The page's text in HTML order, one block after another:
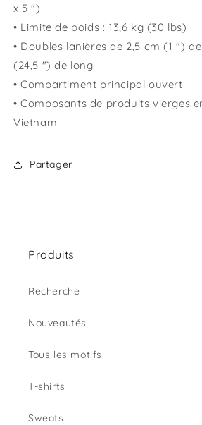
x 5 ")
• Limite de poids : 13,6 kg (30 lbs)
• Doubles lanières de 2,5 cm (1 ")
(24,5 ") de long
• Compartiment principal ouvert
• Composants de produits vierges
Vietnam
Partager
Produits
Recherche
Nouveautés
Tous les motifs
T-shirts
Sweats